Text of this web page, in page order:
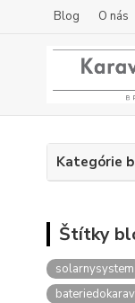
Blog O nás
Kategórie
Štítky
solarnysystem